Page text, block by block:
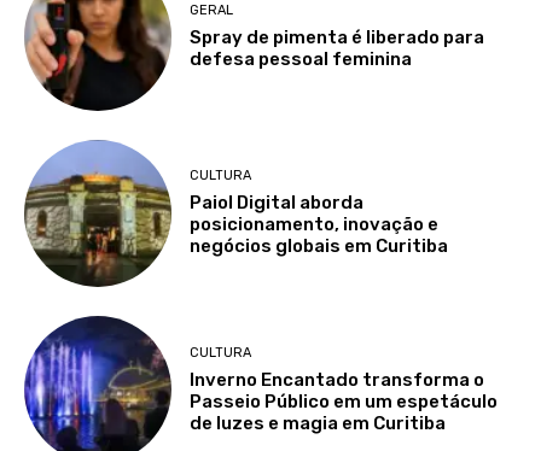
GERAL
Spray de pimenta é liberado para
defesa pessoal feminina
CULTURA
Paiol Digital aborda
posicionamento, inovação e
negócios globais em Curitiba
CULTURA
Inverno Encantado transforma o
Passeio Público em um espetáculo
de luzes e magia em Curitiba